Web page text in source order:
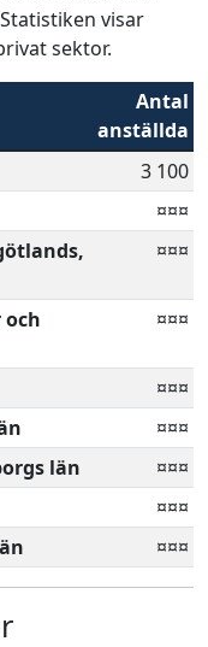
visar
sektor.
Antal
anställda
3 100
¤¤¤
¤¤¤
och
¤¤¤
¤¤¤
¤¤¤
län
¤¤¤
¤¤¤
¤¤¤